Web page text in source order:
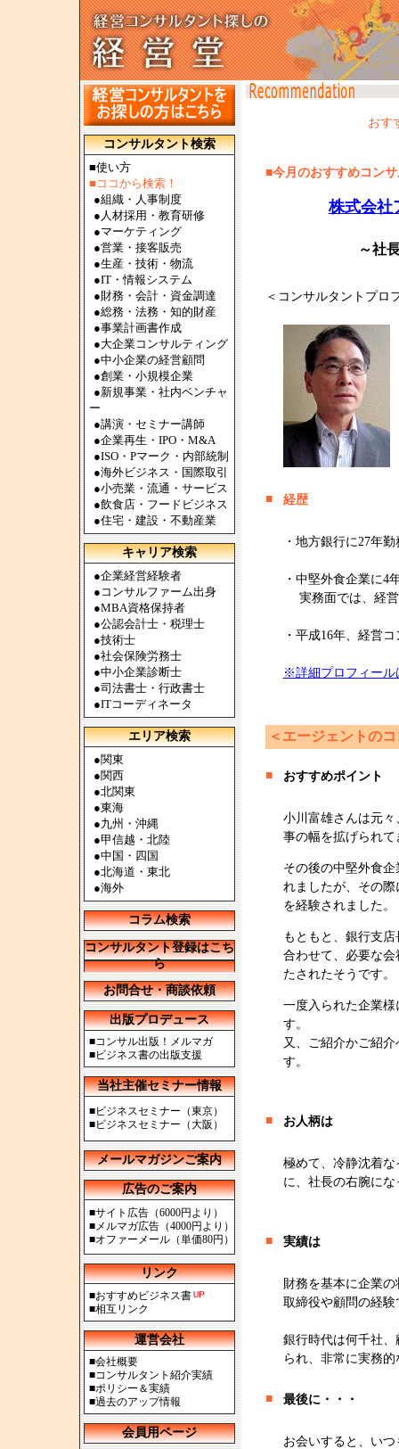
コンサルタント検索
■使い方
■ココから検索！
●組織・人事制度
● 人材採用・教育研修
●マーケティング
●営業・接客販売
●生産・技術・物流
●IT・情報システム
●財務・会計・資金調達
●総務・法務・知的財産
●事業計画書作成
●大企業コンサルティング
●中小企業の経営顧問
●創業・小規模企業
●新規事業・社内ベンチャ
ー
●講演・セミナー講師
●企業再生・IPO・M&A
●ISO・Pマーク・内部統制
●海外ビジネス・国際取引
●小売業・流通・サービス
●飲食店・フードビジネス
●住宅・建設・不動産業
キャリア検索
●企業経営経験者
● コンサルファーム出身
●MBA資格保持者
●公認会計士・税理士
●技術士
●社会保険労務士
●中小企業診断士
●司法書士・行政書士
●ITコーディネータ
エリア検索
●関東
●関西
●北関東
●東海
●九州・沖縄
●甲信越・北陸
●中国・四国
●北海道・東北
●海外
コラム検索
コンサルタント登録はこち
ら
お問合せ・商談依頼
出版プロデュース
■コンサル出版！メルマガ
■ビジネス書の出版支援
当社主催セミナー情報
■ビジネスセミナー（東京）
■ビジネスセミナー（大阪）
メールマガジンご案内
広告のご案内
■サイト広告（6000円より）
■メルマガ広告（4000円より）
■オファーメール（単価80円）
リンク
■おすすめビジネス書
■相互リンク
運営会社
■会社概要
■コンサルタント紹介実績
■ポリシー＆実績
■過去のアップ情報
会員用ページ
おす
■今月のおすすめコン
株式会
～社長の
＜コンサルタントプロ
■ 経歴
・地方銀行に27年
・中堅外食企業に
実務面では、経営
・平成16年、経営
※詳細プロフィール
＜エージェントの
■ おすすめポイント
小川富雄さんは元
事の幅を拡げられて
その後の中堅外食
れましたが、その
を経験されました。
もともと、銀行支
合わせて、必要な
たされたそうです。
一度入られた企業
す。
又、ご紹介かご紹
す。
■ お人柄は
極めて、冷静沈着
に、社長の右腕に
■ 実績は
財務を基本に企業
取締役や顧問の経
銀行時代は何千社
られ、非常に実務
■ 最後に・・・
お会いすると、い